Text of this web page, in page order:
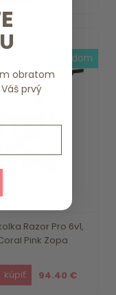
Razor Pro 6v1,
Pink Zopa
94.40 €
skladom
obratom
prvý